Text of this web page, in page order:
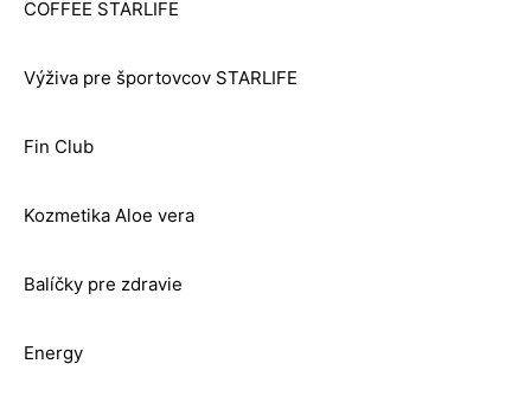
COFFEE STARLIFE
Výživa pre športovcov STARLIFE
Fin Club
Kozmetika Aloe vera
Balíčky pre zdravie
Energy